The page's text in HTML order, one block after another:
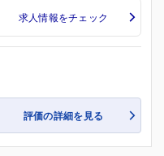
求人情報をチェック
評価の詳細を見る